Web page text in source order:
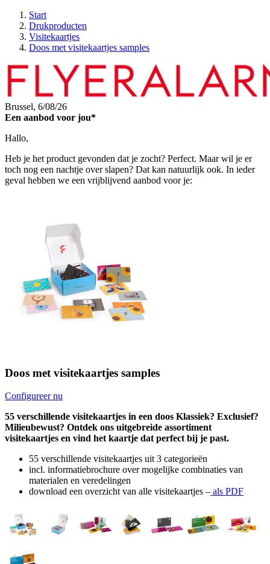
Start
Drukproducten
Visitekaartjes
Doos met visitekaartjes samples
Brussel, 6/08/26
Een aanbod voor jou*
Hallo,
Heb je het product gevonden dat je zocht? Perfect. Maar wil je er
toch nog een nachtje over slapen? Dat kan natuurlijk ook. In ieder
geval hebben we een vrijblijvend aanbod voor je:
Doos met visitekaartjes samples
Configureer nu
55 verschillende visitekaartjes in een doos Klassiek? Exclusief?
Milieubewust? Ontdek ons uitgebreide assortiment
visitekaartjes en vind het kaartje dat perfect bij je past.
55 verschillende visitekaartjes uit 3 categorieën
incl. informatiebrochure over mogelijke combinaties van
materialen en veredelingen
download een overzicht van alle visitekaartjes – als PDF